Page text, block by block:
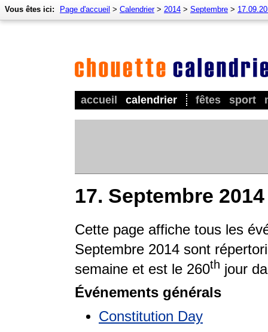
accueil calendrier fêtes sport
Vous êtes ici: Page d'accueil > Calendrier> 2014 > Septembre >
17. Septembre 2014
Cette page affiche tous les
Septembre 2014 sont
semaine et est le 260th jour
Événements générals
Constitution Day